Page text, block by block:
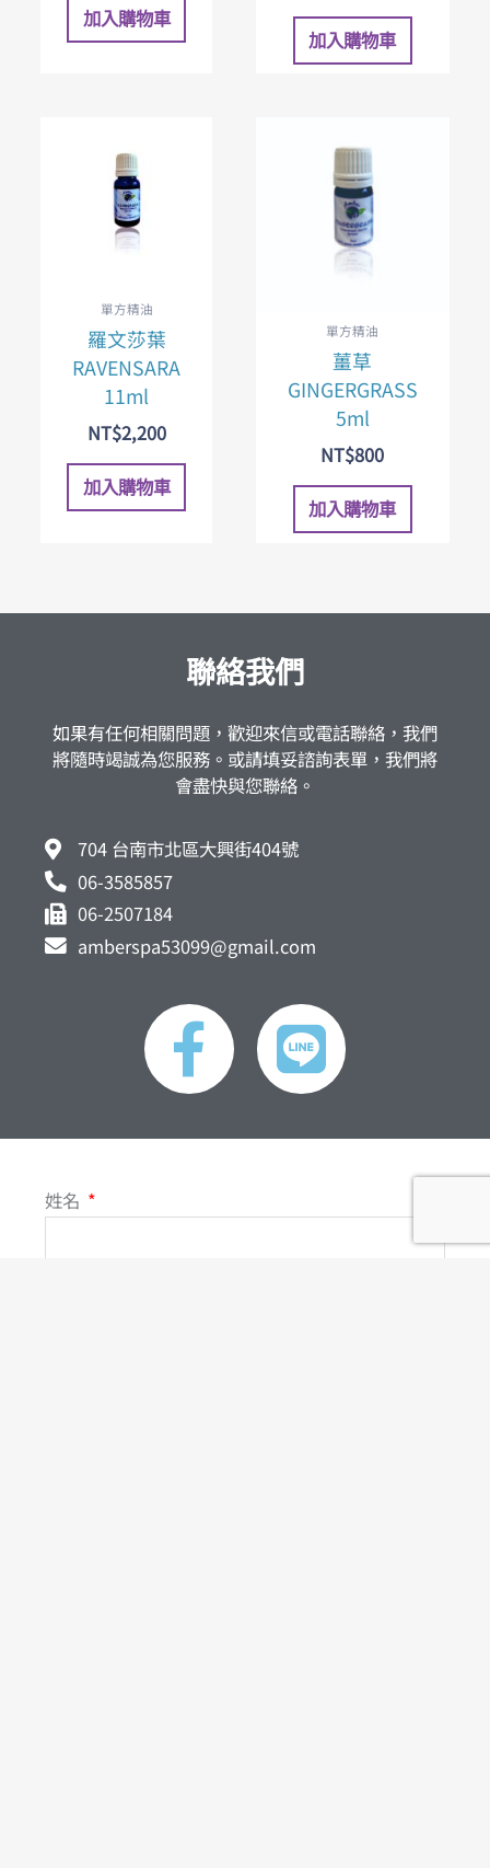
加入購物車
加入購物車
單方精油
羅文莎葉
RAVENSARA
11ml
NT$2,200
加入購物車
單方精油
薑草
GINGERGRASS
5ml
NT$800
加入購物車
聯絡我們
如果有任何相關問題，歡迎來信或電話聯絡，我們
將隨時竭誠為您服務。或請填妥諮詢表單，我們將
會盡快與您聯絡。
704 台南市北區大興街404號
06-3585857
06-2507184
amberspa53099@gmail.com
F
a
c
b
L
i
n
姓名